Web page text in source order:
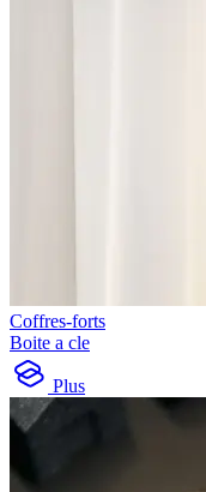
Coffres-forts
Boite a cle
Plus